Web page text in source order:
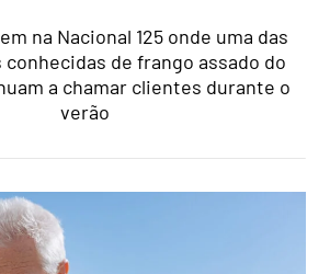
na Nacional 125 onde uma das
de frango assado do
a chamar clientes durante o
verão